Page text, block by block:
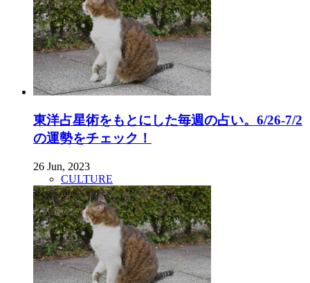
東洋占星術をもとにした毎週の占い。6/26-7/2
の運勢をチェック！
26 Jun, 2023
CULTURE